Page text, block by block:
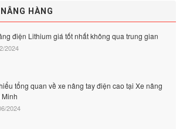
HÀNG
điện Lithium giá tốt nhất không qua trung gian
2024
tổng quan về xe nâng tay điện cao tại Xe nâng
Minh
2024